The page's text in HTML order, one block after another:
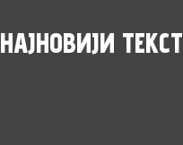
НАЈНОВИЈИ ТЕКСТ